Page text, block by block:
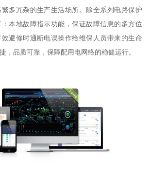
多冗杂的生产生活场所。除全系列电路保护
本地故障指示功能，保证故障信息的多方位
避修时通断电误操作给维保人员带来的生命
，品质可靠，保障配用电网络的稳健运行。